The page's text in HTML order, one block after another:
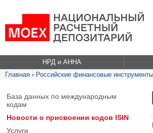
НРД и АННА
Главная › Российские финансовые инструменты
База данных по международным
кодам
Новости о присвоении кодов ISIN
Услуги